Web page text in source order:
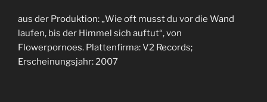
aus der Produktion: „Wie oft musst du vor die Wand
laufen, bis der Himmel sich auftut“, von
Flowerpornoes. Plattenfirma: V2 Records;
Erscheinungsjahr: 2007